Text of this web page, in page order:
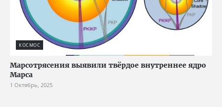
КОСМОС
Марсотрясения выявили твёрдое внутреннее ядро
Марса
1 Октябрь, 2025